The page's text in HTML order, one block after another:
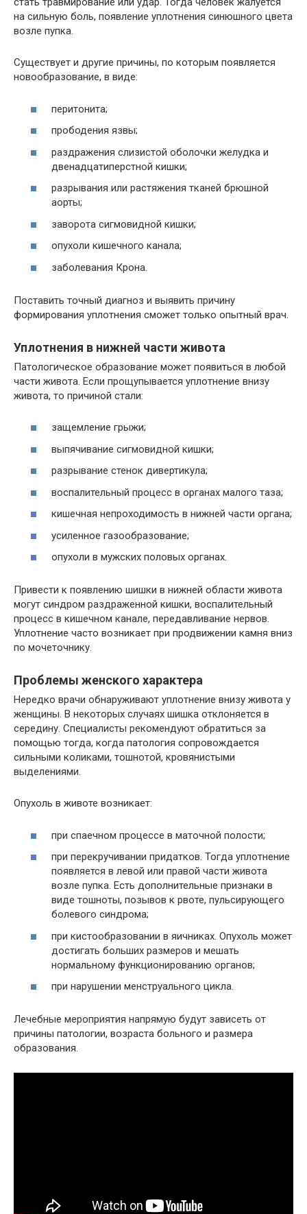
на сильную боль, появление уплотнения синюшного цвета
возле пупка.
Существует и другие причины, по которым появляется
новообразование, в виде:
перитонита;
прободения язвы;
раздражения слизистой оболочки желудка и
двенадцатиперстной кишки;
разрывания или растяжения тканей брюшной
аорты;
заворота сигмовидной кишки;
опухоли кишечного канала;
заболевания Крона.
Поставить точный диагноз и выявить причину
формирования уплотнения сможет только опытный врач.
Уплотнения в нижней части живота
Патологическое образование может появиться в любой
части живота. Если прощупывается уплотнение внизу
живота, то причиной стали:
защемление грыжи;
выпячивание сигмовидной кишки;
разрывание стенок дивертикула;
воспалительный процесс в органах малого таза;
кишечная непроходимость в нижней части органа;
усиленное газообразование;
опухоли в мужских половых органах.
Привести к появлению шишки в нижней области живота
могут синдром раздраженной кишки, воспалительный
процесс в кишечном канале, передавливание нервов.
Уплотнение часто возникает при продвижении камня вниз
по мочеточнику.
Проблемы женского характера
Нередко врачи обнаруживают уплотнение внизу живота у
женщины. В некоторых случаях шишка отклоняется в
середину. Специалисты рекомендуют обратиться за
помощью тогда, когда патология сопровождается
сильными коликами, тошнотой, кровянистыми
выделениями.
Опухоль в животе возникает:
при спаечном процессе в маточной полости;
при перекручивании придатков. Тогда уплотнение
появляется в левой или правой части живота
возле пупка. Есть дополнительные признаки в
виде тошноты, позывов к рвоте, пульсирующего
болевого синдрома;
при кистообразовании в яичниках. Опухоль может
достигать больших размеров и мешать
нормальному функционированию органов;
при нарушении менструального цикла.
Лечебные мероприятия напрямую будут зависеть от
причины патологии, возраста больного и размера
образования.